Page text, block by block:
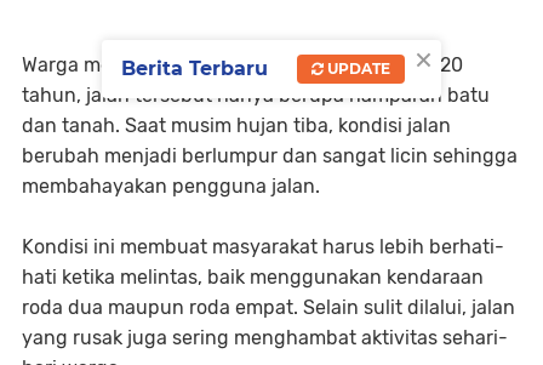
Warga menyebutkan bahwa selama lebih dari 20
tahun, jalan tersebut hanya berupa hamparan batu
dan tanah. Saat musim hujan tiba, kondisi jalan
berubah menjadi berlumpur dan sangat licin sehingga
membahayakan pengguna jalan.
Kondisi ini membuat masyarakat harus lebih berhati-
hati ketika melintas, baik menggunakan kendaraan
roda dua maupun roda empat. Selain sulit dilalui, jalan
yang rusak juga sering menghambat aktivitas sehari-
×
Berita Terbaru UPDATE